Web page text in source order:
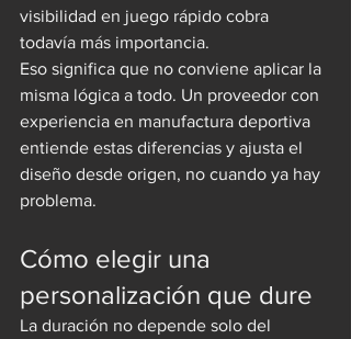
visibilidad en juego rápido cobra
todavía más importancia.
Eso significa que no conviene aplicar la
misma lógica a todo. Un proveedor con
experiencia en manufactura deportiva
entiende estas diferencias y ajusta el
diseño desde origen, no cuando ya hay
problema.
Cómo elegir una
personalización que dure
La duración no depende solo del